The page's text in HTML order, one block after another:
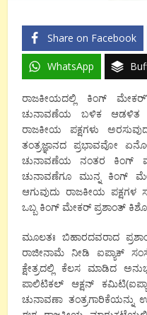
Share on Facebook
WhatsApp
ರಾಜಕೀಯದಲ್ಲಿ ಕಿಂಗ್
ಚುನಾವಣೆಯ ಬಳಿಕ ಆಡಳಿತ
ರಾಜಕೀಯ ಪಕ್ಷಗಳು
ತಂತ್ರಜ್ಞಾನದ ಪ್ರಭಾವವೋ
ಚುನಾವಣೆಯ ನಂತರ ಕಿಂಗ್
ಚುನಾವಣೆಗೂ ಮುನ್ನ ಕಿಂಗ್
ಆಗುವುದು ರಾಜಕೀಯ
ಒಬ್ಬ ಕಿಂಗ್ ಮೇಕರ್ ಪ್ರಶಾಂತ್
ಮೂಲತಃ ಬಿಹಾರದವರಾದ
ರಾಜೀನಾಮೆ ನೀಡಿ ಐಪ್ಯಾಕ್
ಕ್ಷೇತ್ರದಲ್ಲಿ ಕೆಲಸ ಮಾಡಿದ
ಪಾಲಿಟಿಕಲ್ ಆಕ್ಷನ್
ಚುನಾವಣಾ ತಂತ್ರಗಾರಿಕೆಯನ್ನು